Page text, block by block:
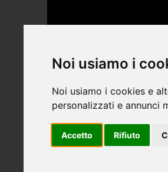
Noi usiamo i
Noi usiamo i cookies e
personalizzati e annunci
Accetto Rifiuto
Libri